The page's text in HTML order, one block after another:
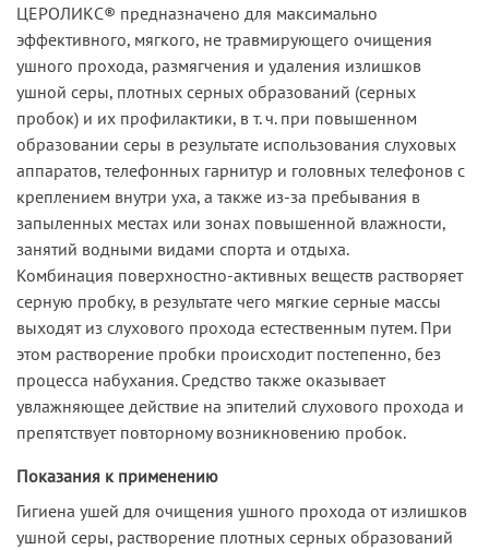
ЦЕРОЛИКС® предназначено для максимально
эффективного, мягкого, не травмирующего очищения
ушного прохода, размягчения и удаления излишков
ушной серы, плотных серных образований (серных
пробок) и их профилактики, в т. ч. при повышенном
образовании серы в результате использования слуховых
аппаратов, телефонных гарнитур и головных телефонов с
креплением внутри уха, а также из-за пребывания в
запыленных местах или зонах повышенной влажности,
занятий водными видами спорта и отдыха.
Комбинация поверхностно-активных веществ растворяет
серную пробку, в результате чего мягкие серные массы
выходят из слухового прохода естественным путем. При
этом растворение пробки происходит постепенно, без
процесса набухания. Средство также оказывает
увлажняющее действие на эпителий слухового прохода и
препятствует повторному возникновению пробок.
Показания к применению
Гигиена ушей для очищения ушного прохода от излишков
ушной серы, растворение плотных серных образований